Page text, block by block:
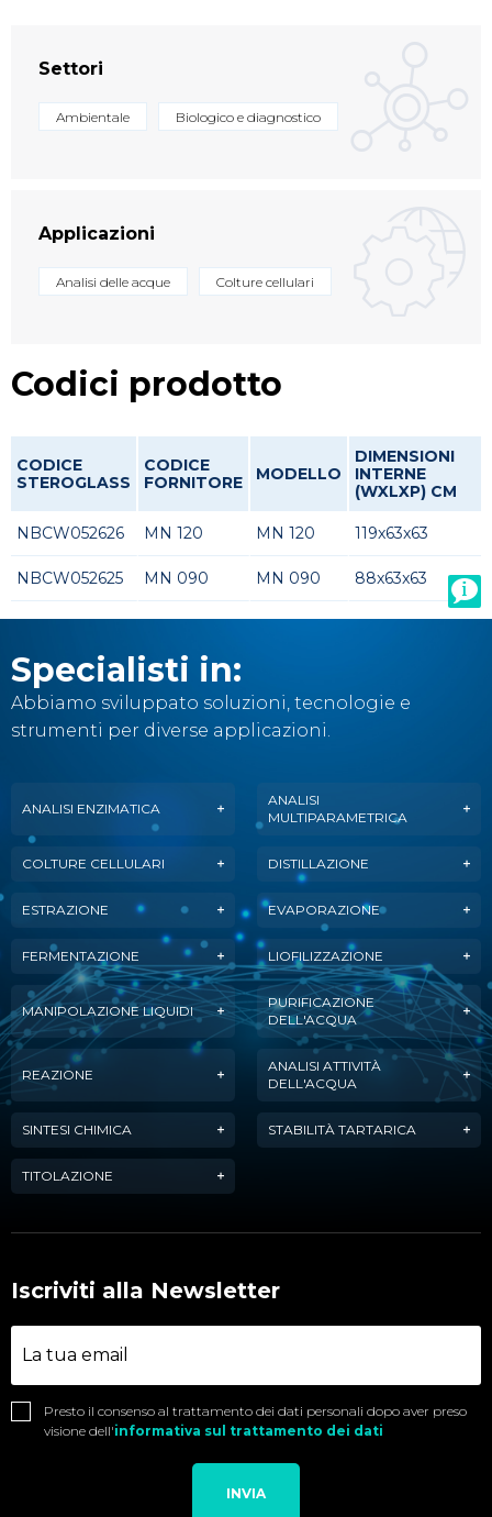
Settori
Ambientale Biologico e diagnostico
Applicazioni
Analisi delle acque Colture cellulari
Codici prodotto
CODICE
STEROGLASS
CODICE
FORNITORE
MODELLO
DIMENSIONI
INTERNE
(WXLXP) CM
NBCW052626 MN 120 MN 120 119x63x63
NBCW052625 MN 090 MN 090 88x63x63
Specialisti in:
Abbiamo sviluppato soluzioni, tecnologie e
strumenti per diverse applicazioni.
ANALISI ENZIMATICA
ANALISI
MULTIPARAMETRICA
COLTURE CELLULARI DISTILLAZIONE
ESTRAZIONE EVAPORAZIONE
FERMENTAZIONE LIOFILIZZAZIONE
MANIPOLAZIONE LIQUIDI
PURIFICAZIONE
DELL'ACQUA
REAZIONE
ANALISI ATTIVITÀ
DELL'ACQUA
SINTESI CHIMICA STABILITÀ TARTARICA
TITOLAZIONE
Iscriviti alla Newsletter
Presto il consenso al trattamento dei dati personali dopo aver preso
visione dell'informativa sul trattamento dei dati
INVIA